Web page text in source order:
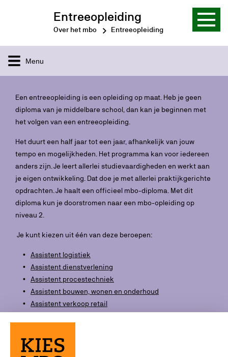
Entreeopleiding
Over het mbo Entreeopleiding
Menu
Een entreeopleiding is een opleiding op maat. Heb je geen
diploma van je middelbare school, dan kan je beginnen met
het volgen van een entreeopleiding.
Het duurt een half jaar tot een jaar, afhankelijk van jouw
tempo en mogelijkheden. Het programma kan voor iedereen
anders zijn. Je leert allerlei studievaardigheden en werkt aan
je eigen ontwikkeling. Dat doe je met allerlei praktijkgerichte
opdrachten. Je haalt een officieel mbo-diploma. Met dit
diploma kun je doorstromen naar een mbo-opleiding op
niveau 2.
Je kunt kiezen uit één van deze beroepen:
Assistent logistiek
Assistent dienstverlening
Assistent procestechniek
Assistent bouwen, wonen en onderhoud
Assistent verkoop retail
Assistent metaal-, elektro- en installatietechniek
Assistent plant, dier of groene omgeving